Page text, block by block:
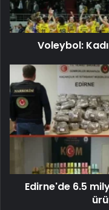
Voleybol:
Edirne'de 6.5